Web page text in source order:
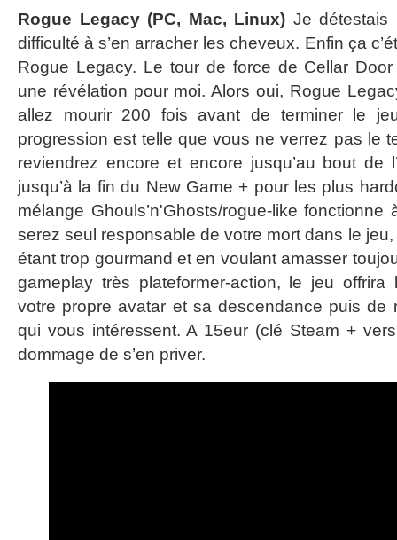
Rogue Legacy (PC, Mac, Linux) Je détestais
difficulté à s’en arracher les cheveux. Enfin ça
Rogue Legacy. Le tour de force de Cellar
une révélation pour moi. Alors oui, Rogue
allez mourir 200 fois avant de terminer le
progression est telle que vous ne verrez pas le
reviendrez encore et encore jusqu’au bout de
jusqu’à la fin du New Game + pour les plus
mélange Ghouls’n'Ghosts/rogue-like
serez seul responsable de votre mort dans le
étant trop gourmand et en voulant amasser
gameplay très plateformer-action, le jeu
votre propre avatar et sa descendance puis de
qui vous intéressent. A 15eur (clé Steam +
dommage de s’en priver.